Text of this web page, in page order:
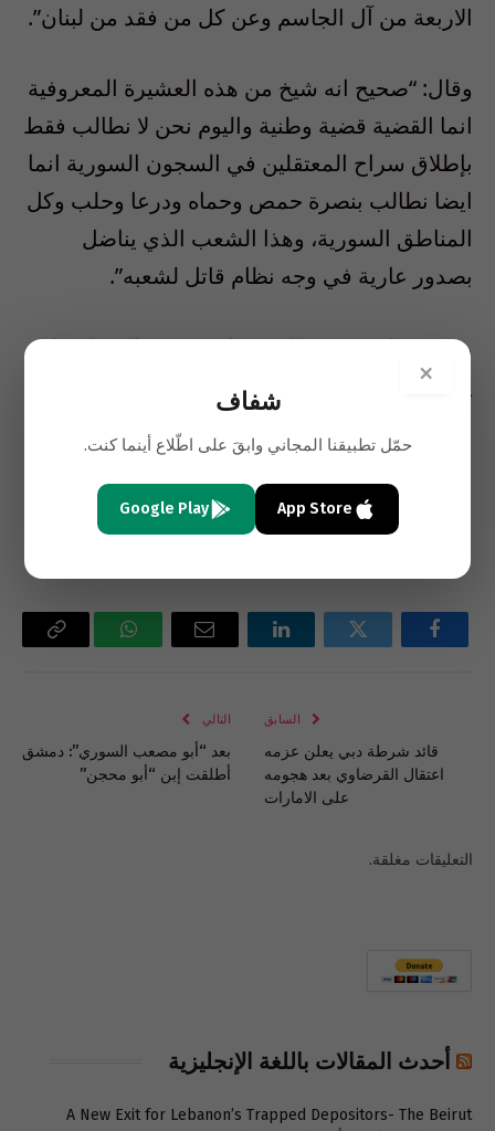
الاربعة من آل الجاسم وعن كل من فقد من لبنان”.
وقال: “صحيح انه شيخ من هذه العشيرة المعروفية
انما القضية قضية وطنية واليوم نحن لا نطالب فقط
بإطلاق سراح المعتقلين في السجون السورية انما
ايضا نطالب بنصرة حمص وحماه ودرعا وحلب وكل
المناطق السورية، وهذا الشعب الذي يناضل
بصدور عارية في وجه نظام قاتل لشعبه”.
وختم: “على من يمتلك بعضا من حس الانسانية ان
ينظر الى شيخ عمره 88 سنة معتقل في السجون
بعد ذلك، فتح المعتصمون الطريق من دون تدخل
القوى الامنية.
فيسبوك تويتر لينكدإن
البريد
واتساب Copy
السابق
قائد شرطة دبي يعلن عزمه
اعتقال القرضاوي بعد هجومه
على الامارات
التالي
بعد “أبو مصعب السوري”: دمشق
أطلقت إبن “أبو محجن”
التعليقات مغلقة.
أحدث المقالات باللغة الإنجليزية
A New Exit for Lebanon’s Trapped Depositors- The Beirut
×
شفاف
حمّل تطبيقنا المجاني وابقَ على اطّلاع أينما كنت.
App Store
Google Play